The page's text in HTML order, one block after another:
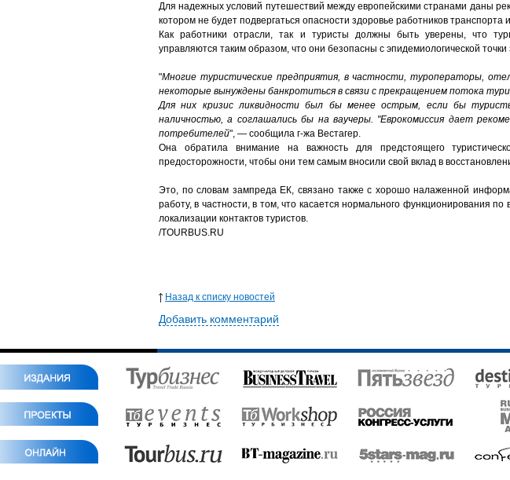
Для надежных условий путешествий между европейскими странами даны
котором не будет подвергаться опасности здоровье работников транспорта
Как работники отрасли, так и туристы должны быть уверены, что
управляются таким образом, что они безопасны с эпидемиологической точки
"Многие туристические предприятия, в частности, туроператоры,
некоторые вынуждены банкротиться в связи с прекращением потока
Для них кризис ликвидности был бы менее острым, если бы
наличностью, а соглашались бы на ваучеры. "Еврокомиссия дает
потребителей", — сообщила г-жа Вестагер.
Она обратила внимание на важность для предстоящего
предосторожности, чтобы они тем самым вносили свой вклад в
Это, по словам зампреда ЕК, связано также с хорошо налаженной
работу, в частности, в том, что касается нормального функционирования
локализации контактов туристов.
/TOURBUS.RU
Назад к списку новостей
Добавить комментарий